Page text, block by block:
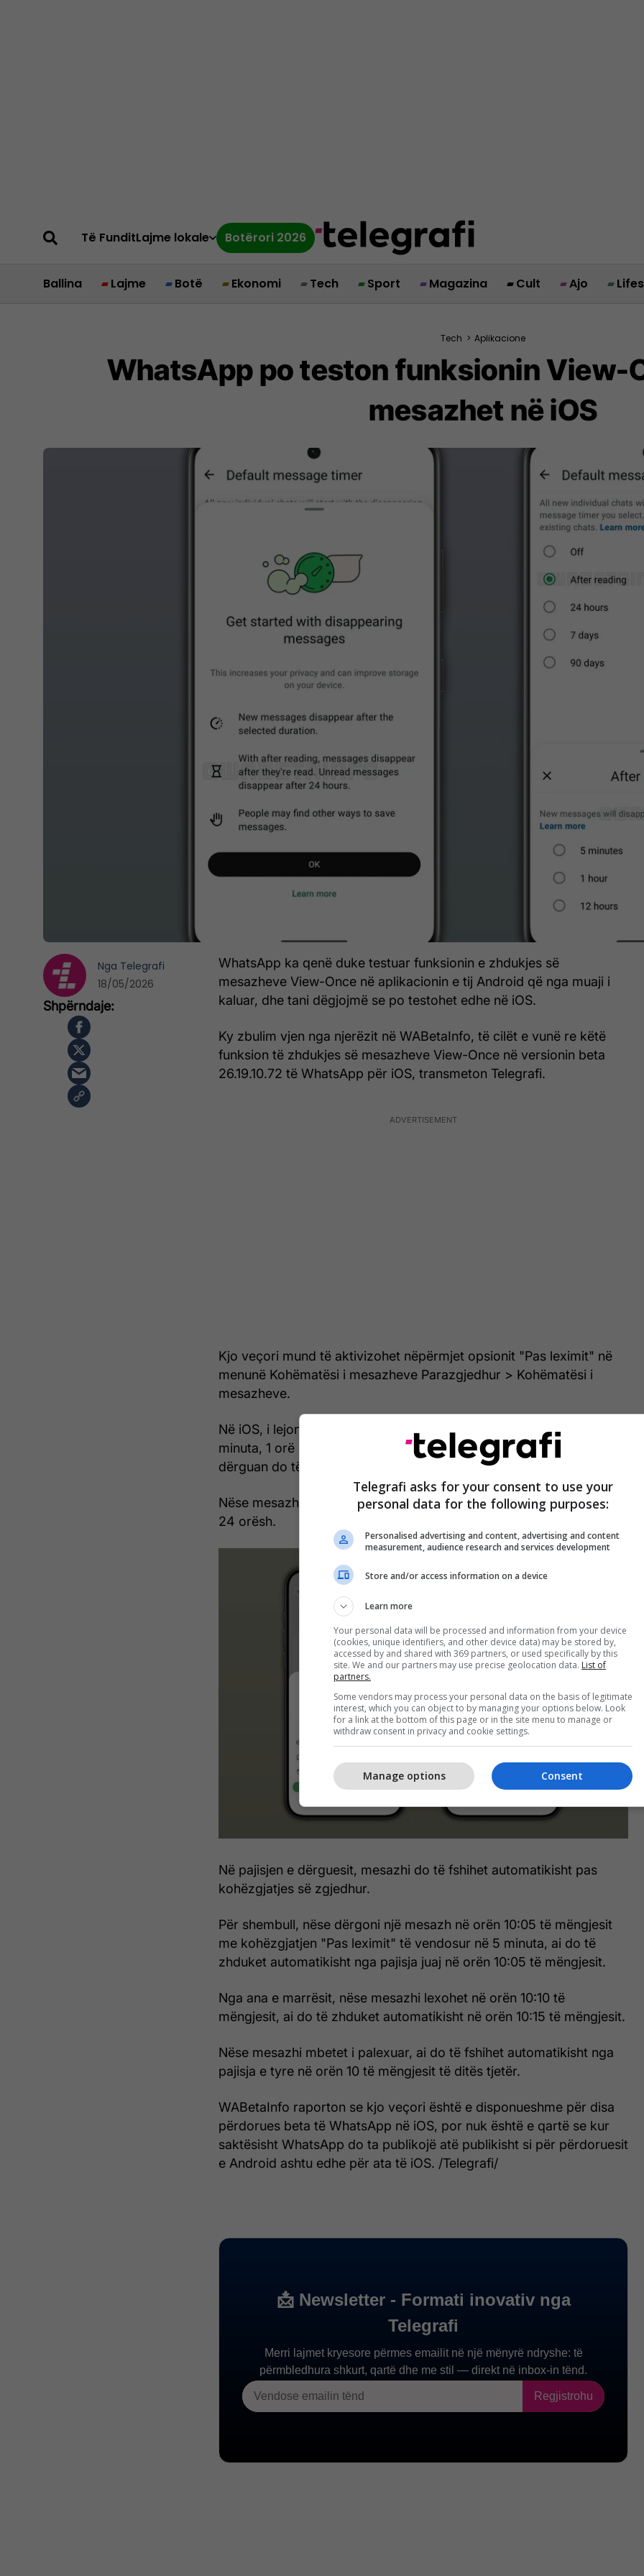
Të FunditLajme lokale Botërori 2026
Ballina Lajme Botë Ekonomi Tech Sport Magazina Cult Ajo
Tech > Aplikacione
WhatsApp po teston funksionin View-
mesazhet në iOS
WhatsApp ka qenë duke testuar funksionin e zhdukjes së
mesazheve View-Once në aplikacionin e tij Android që nga muaji i
kaluar, dhe tani dëgjojmë se po testohet edhe në iOS.
Ky zbulim vjen nga njerëzit në WABetaInfo, të cilët e vunë re këtë
funksion të zhdukjes së mesazheve View-Once në versionin beta
26.19.10.72 të WhatsApp për iOS, transmeton Telegrafi.
Kjo veçori mund të aktivizohet nëpërmjet opsionit "Pas leximit" në
menunë Kohëmatësi i mesazheve Parazgjedhur > Kohëmatësi i
mesazheve.
Në iOS, i lejon dërguesit të caktojë një kohëmatës mbrapsht për 5
minuta, 1 orë ose 2 orë, pas së cilës mesazhi/mesazhet që ata
dërguan do të zhduken automatikisht nëse lexohen nga marrësi.
Nëse mesazhi mbetet i palexuar, ai do të zhduket automatikisht pas
24 orësh.
Në pajisjen e dërguesit, mesazhi do të fshihet automatikisht pas
kohëzgjatjes së zgjedhur.
Për shembull, nëse dërgoni një mesazh në orën 10:05 të mëngjesit
me kohëzgjatjen "Pas leximit" të vendosur në 5 minuta, ai do të
zhduket automatikisht nga pajisja juaj në orën 10:05 të mëngjesit.
Nga ana e marrësit, nëse mesazhi lexohet në orën 10:10 të
mëngjesit, ai do të zhduket automatikisht në orën 10:15 të mëngjesit.
Nëse mesazhi mbetet i palexuar, ai do të fshihet automatikisht nga
pajisja e tyre në orën 10 të mëngjesit të ditës tjetër.
WABetaInfo raporton se kjo veçori është e disponueshme për disa
përdorues beta të WhatsApp në iOS, por nuk është e qartë se kur
saktësisht WhatsApp do ta publikojë atë publikisht si për përdoruesit
e Android ashtu edhe për ata të iOS. /Telegrafi/
Nga Telegrafi
18/05/2026
Telegrafi asks for your consent to use your
personal data for the following purposes:
Personalised advertising and content, advertising and content
measurement, audience research and services development
Store and/or access information on a device
Learn more
Your personal data will be processed and information from your device
(cookies, unique identifiers, and other device data) may be stored by,
accessed by and shared with 369 partners, or used specifically by this
site. We and our partners may use precise geolocation data. List of
partners.
Some vendors may process your personal data on the basis of legitimate
interest, which you can object to by managing your options below. Look
for a link at the bottom of this page or in the site menu to manage or
withdraw consent in privacy and cookie settings.
Consent
Manage options